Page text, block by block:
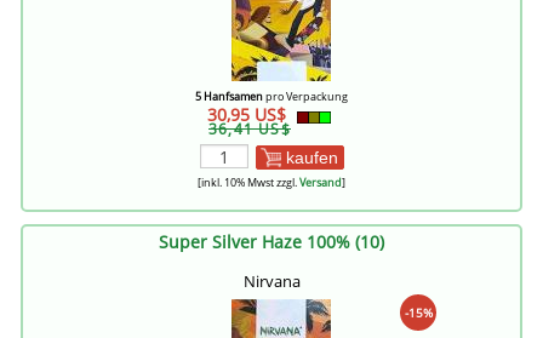
5 Hanfsamenpro Verpackung
30,95 US$
36,41 US$
kaufen
[inkl. 10% Mwst zzgl.Versand]
Super Silver Haze 100% (10)
Nirvana
-15%